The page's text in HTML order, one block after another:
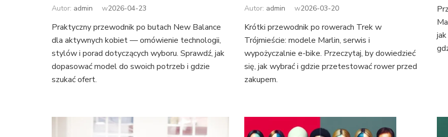
Autor: admin w2026-04-23
Praktyczny przewodnik po butach New Balance
dla aktywnych kobiet — omówienie technologii,
stylów i porad dotyczących wyboru. Sprawdź, jak
dopasować model do swoich potrzeb i gdzie
szukać ofert.
Autor: admin w2026-03-20
Krótki przewodnik po rowerach Trek w
Trójmieście: modele Marlin, serwis i
wypożyczalnie e-bike. Przeczytaj, by dowiedzieć
się, jak wybrać i gdzie przetestować rower przed
zakupem.